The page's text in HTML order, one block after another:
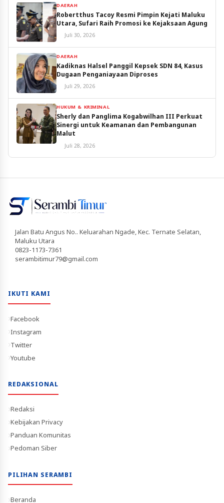
DAERAH
Robertthus Tacoy Resmi Pimpin Kejati Maluku
Utara, Sufari Raih Promosi ke Kejaksaan Agung
Juli 30, 2026
DAERAH
Kadiknas Halsel Panggil Kepsek SDN 84, Kasus
Dugaan Penganiayaan Diproses
Juli 29, 2026
HUKUM & KRIMINAL
Sherly dan Panglima Kogabwilhan III Perkuat
Sinergi untuk Keamanan dan Pembangunan
Malut
Juli 28, 2026
Jalan Batu Angus No.. Keluarahan Ngade, Kec. Ternate Selatan,
Maluku Utara
0823-1173-7361
serambitimur79@gmail.com
IKUTI KAMI
Facebook
Instagram
Twitter
Youtube
REDAKSIONAL
Redaksi
Kebijakan Privacy
Panduan Komunitas
Pedoman Siber
PILIHAN SERAMBI
Beranda